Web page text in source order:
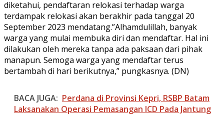
diketahui, pendaftaran relokasi terhadap warga
terdampak relokasi akan berakhir pada tanggal 20
September 2023 mendatang.”Alhamdulillah, banyak
warga yang mulai membuka diri dan mendaftar. Hal ini
dilakukan oleh mereka tanpa ada paksaan dari pihak
manapun. Semoga warga yang mendaftar terus
bertambah di hari berikutnya,” pungkasnya. (DN)
BACA JUGA: Perdana di Provinsi Kepri, RSBP Batam
Laksanakan Operasi Pemasangan ICD Pada Jantung